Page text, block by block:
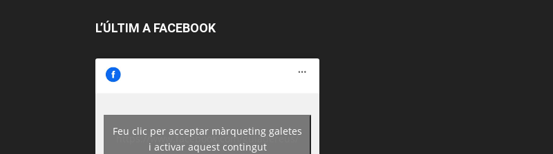
L’ÚLTIM A FACEBOOK
https://www.facebook.com/guiadereus/
Feu clic per acceptar màrqueting galetes
i activar aquest contingut